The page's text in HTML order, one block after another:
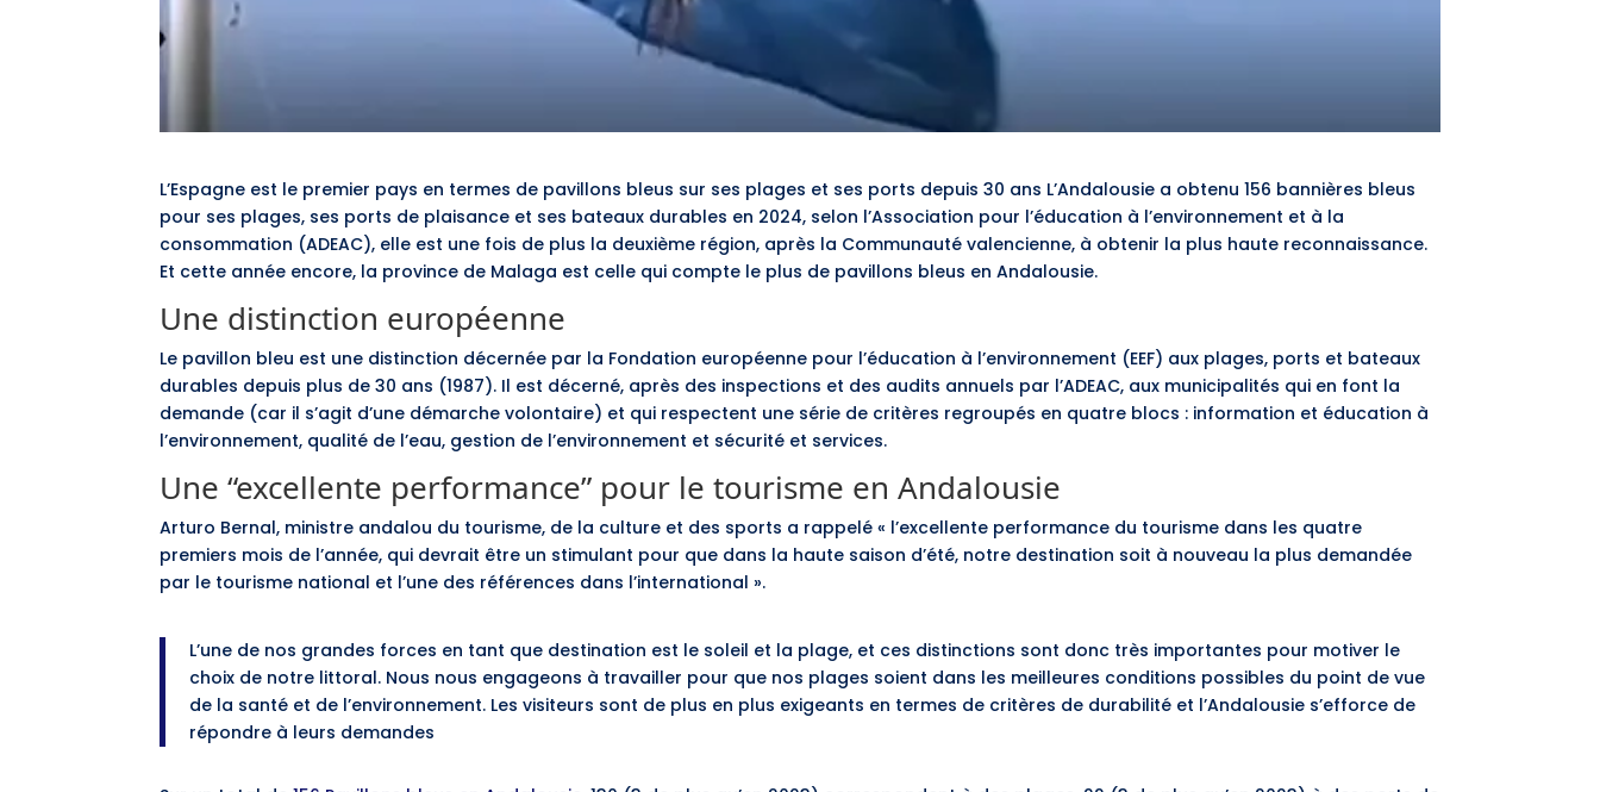
L’Espagne est le premier pays en termes de pavillons bleus sur ses plages et ses ports depuis 30 ans L’Andalousie a obtenu 156 bannières bleus
pour ses plages, ses ports de plaisance et ses bateaux durables en 2024, selon l’Association pour l’éducation à l’environnement et à la
consommation (ADEAC), elle est une fois de plus la deuxième région, après la Communauté valencienne, à obtenir la plus haute reconnaissance.
Et cette année encore, la province de Malaga est celle qui compte le plus de pavillons bleus en Andalousie.
Une distinction européenne
Le pavillon bleu est une distinction décernée par la Fondation européenne pour l’éducation à l’environnement (EEF) aux plages, ports et bateaux
durables depuis plus de 30 ans (1987). Il est décerné, après des inspections et des audits annuels par l’ADEAC, aux municipalités qui en font la
demande (car il s’agit d’une démarche volontaire) et qui respectent une série de critères regroupés en quatre blocs : information et éducation à
l’environnement, qualité de l’eau, gestion de l’environnement et sécurité et services.
Une “excellente performance” pour le tourisme en Andalousie
Arturo Bernal, ministre andalou du tourisme, de la culture et des sports a rappelé « l’excellente performance du tourisme dans les quatre
premiers mois de l’année, qui devrait être un stimulant pour que dans la haute saison d’été, notre destination soit à nouveau la plus demandée
par le tourisme national et l’une des références dans l’international ».
L’une de nos grandes forces en tant que destination est le soleil et la plage, et ces distinctions sont donc très importantes pour motiver le
choix de notre littoral. Nous nous engageons à travailler pour que nos plages soient dans les meilleures conditions possibles du point de vue
de la santé et de l’environnement. Les visiteurs sont de plus en plus exigeants en termes de critères de durabilité et l’Andalousie s’efforce de
répondre à leurs demandes